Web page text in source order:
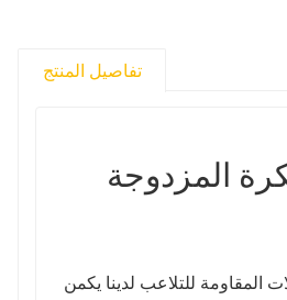
الشريطية والمحتويات الأخرى
تفاصيل المنتج
المزدوجة
المقاومة للتلاعب لدينا يكمن